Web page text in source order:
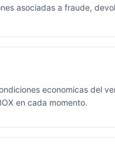
asociadas a fraude,
economicas del
en cada momento.